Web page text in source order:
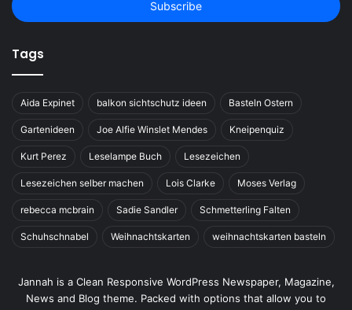
address
Tags
Aida Expinet balkon sichtschutz ideen Basteln Ostern
Gartenideen Joe Alfie Winslet Mendes Kneipenquiz
Kurt Perez Leselampe Buch Lesezeichen
Lesezeichen selber machen Lois Clarke Moses Verlag
rebecca mcbrain Sadie Sandler Schmetterling Falten
Schuhschnabel Weihnachtskarten weihnachtskarten basteln
Jannah is a Clean Responsive WordPress Newspaper, Magazine,
News and Blog theme. Packed with options that allow you to